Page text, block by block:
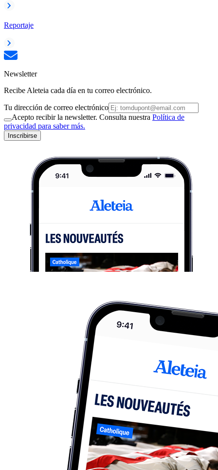
Reportaje
Newsletter
Recibe Aleteia cada día en tu correo electrónico.
Tu dirección de correo electrónico
Acepto recibir la newsletter. Consulta nuestra Política de
privacidad para saber más.
Inscribirse